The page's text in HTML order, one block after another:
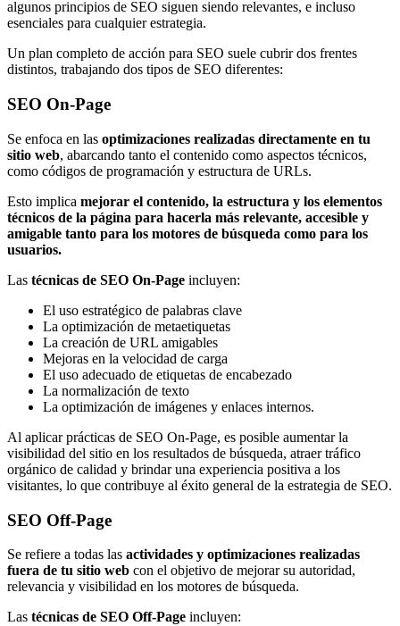
algunos principios de SEO siguen siendo relevantes, e incluso
esenciales para cualquier estrategia.
Un plan completo de acción para SEO suele cubrir dos frentes
distintos, trabajando dos tipos de SEO diferentes:
SEO On-Page
Se enfoca en las optimizaciones realizadas directamente en tu
sitio web, abarcando tanto el contenido como aspectos técnicos,
como códigos de programación y estructura de URLs.
Esto implica mejorar el contenido, la estructura y los elementos
técnicos de la página para hacerla más relevante, accesible y
amigable tanto para los motores de búsqueda como para los
usuarios.
Las técnicas de SEO On-Page incluyen:
El uso estratégico de palabras clave
La optimización de metaetiquetas
La creación de URL amigables
Mejoras en la velocidad de carga
El uso adecuado de etiquetas de encabezado
La normalización de texto
La optimización de imágenes y enlaces internos.
Al aplicar prácticas de SEO On-Page, es posible aumentar la
visibilidad del sitio en los resultados de búsqueda, atraer tráfico
orgánico de calidad y brindar una experiencia positiva a los
visitantes, lo que contribuye al éxito general de la estrategia de SEO.
SEO Off-Page
Se refiere a todas las actividades y optimizaciones realizadas
fuera de tu sitio web con el objetivo de mejorar su autoridad,
relevancia y visibilidad en los motores de búsqueda.
Las técnicas de SEO Off-Page incluyen: